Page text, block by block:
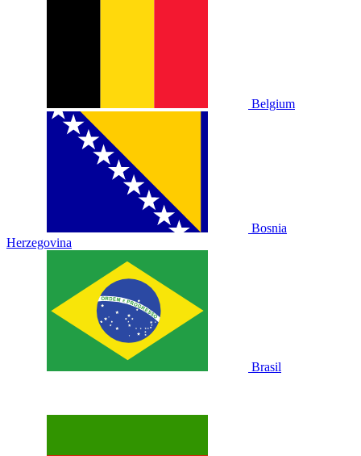
Belgium
Bosnia
Herzegovina
Brasil